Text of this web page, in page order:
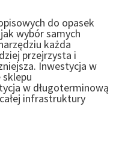
do opasek
wybór samych
każda
przejrzysta i
Inwestycja w
w długoterminową
infrastruktury